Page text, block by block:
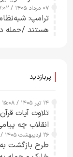
۰۷ مرداد ۱۴۰۵ / ۱۷:۰۲
ترامپ:
هستند /حمله
پربازدید
۱۴ تیر ۱۴۰۵ / ۱۵:۰۸
تلاوت آیات
انقلاب چه
۲۶ اردیبهشت ۱۴۰۵ / ۱۰:۱۵
طرح‌ بازگشت